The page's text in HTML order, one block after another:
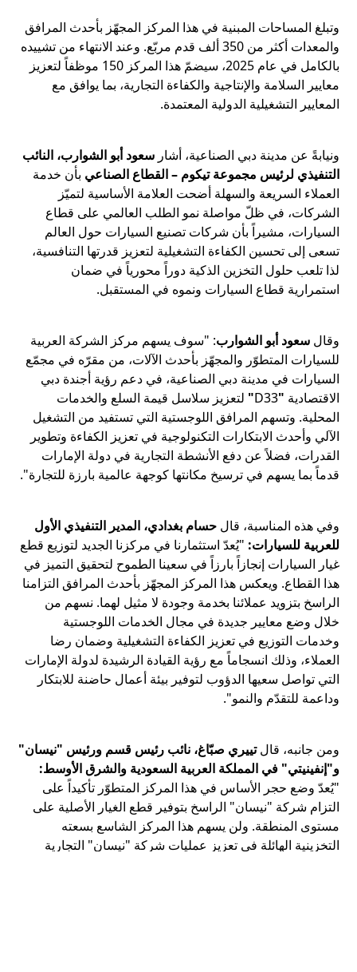
وتبلغ المساحات المبنية في هذا المركز المجهّز بأحدث المرافق
والمعدات أكثر من 350 ألف قدم مربّع. وعند الانتهاء من تشييده
بالكامل في عام 2025، سيضمّ هذا المركز 150 موظفاً لتعزيز
معايير السلامة والإنتاجية والكفاءة التجارية، بما يوافق مع
المعايير التشغيلية الدولية المعتمدة.
ونيابةً عن مدينة دبي الصناعية، أشارسعود أبو الشوارب، النائب
التنفيذي لرئيس مجموعة تيكوم – القطاع الصناعي بأن خدمة
العملاء السريعة والسهلة أضحت العلامة الأساسية لتميّز
الشركات، في ظلّ مواصلة نمو الطلب العالمي على قطاع
السيارات، مشيراً بأن شركات تصنيع السيارات حول العالم
تسعى إلى تحسين الكفاءة التشغيلية لتعزيز قدرتها التنافسية،
لذا تلعب حلول التخزين الذكية دوراً محورياً في ضمان
استمرارية قطاع السيارات ونموه في المستقبل.
وقالسعود أبو الشوارب: "سوف يسهم مركز الشركة العربية
للسيارات المتطوّر والمجهّز بأحدث الآلات، من مقرّه في مجمّع
السيارات في مدينة دبي الصناعية، في دعم رؤية أجندة دبي
الاقتصادية "
D33
" لتعزيز سلاسل قيمة السلع والخدمات
المحلية. وتسهم المرافق اللوجستية التي تستفيد من التشغيل
الآلي وأحدث الابتكارات التكنولوجية في تعزيز الكفاءة وتطوير
القدرات، فضلاً عن دفع الأنشطة التجارية في دولة الإمارات
قدماً بما يسهم في ترسيخ مكانتها كوجهة عالمية بارزة للتجارة".
وفي هذه المناسبة، قالحسام بغدادي، المدير التنفيذي الأول
للعربية للسيارات: "يُعدّ استثمارنا في مركزنا الجديد لتوزيع قطع
غيار السيارات إنجازاً بارزاً في سعينا الطموح لتحقيق التميز في
هذا القطاع. ويعكس هذا المركز المجهّز بأحدث المرافق التزامنا
الراسخ بتزويد عملائنا بخدمة وجودة لا مثيل لهما. نسهم من
خلال وضع معايير جديدة في مجال الخدمات اللوجستية
وخدمات التوزيع في تعزيز الكفاءة التشغيلية وضمان رضا
العملاء، وذلك انسجاماً مع رؤية القيادة الرشيدة لدولة الإمارات
التي تواصل سعيها الدؤوب لتوفير بيئة أعمال حاضنة للابتكار
وداعمة للتقدّم والنمو".
ومن جانبه، قالتييري صبّاغ، نائب رئيس قسم ورئيس "نيسان"
و"إنفينيتي" في المملكة العربية السعودية والشرق الأوسط:
"يُعدّ وضع حجر الأساس في هذا المركز المتطوّر تأكيداً على
التزام شركة "نيسان" الراسخ بتوفير قطع الغيار الأصلية على
مستوى المنطقة. ولن يسهم هذا المركز الشاسع بسعته
التخزينية الهائلة في تعزيز عمليات شركة "نيسان" التجارية